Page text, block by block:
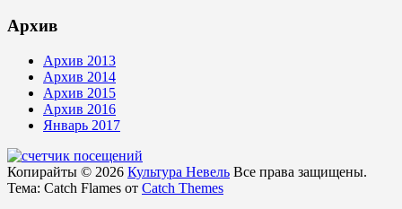
Архив
Архив 2013
Архив 2014
Архив 2015
Архив 2016
Январь 2017
Копирайты © 2026 Культура Невель Все права защищены.
Тема: Catch Flames от Catch Themes